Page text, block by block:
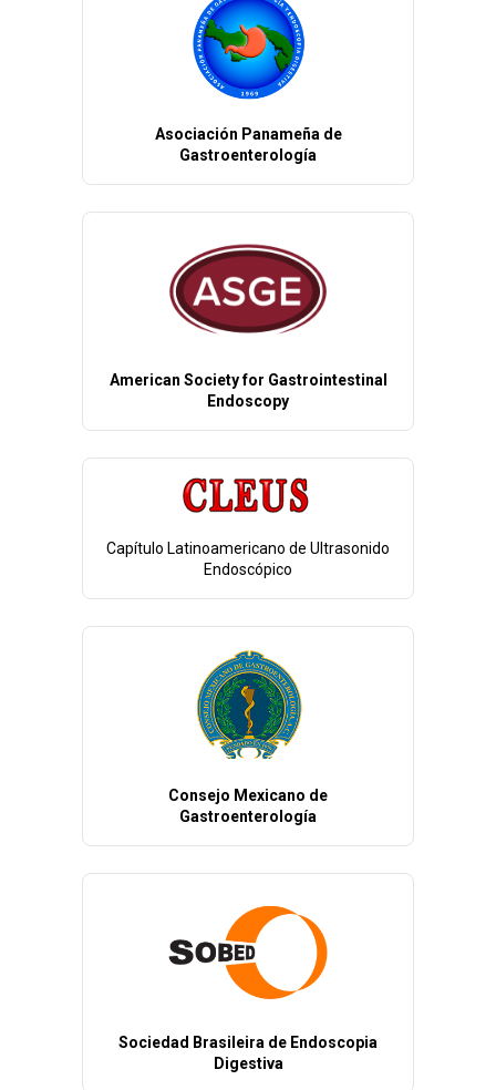
Asociación Panameña de
Gastroenterología
American Society for Gastrointestinal
Endoscopy
Capítulo Latinoamericano de Ultrasonido
Endoscópico
Consejo Mexicano de
Gastroenterología
Sociedad Brasileira de Endoscopia
Digestiva